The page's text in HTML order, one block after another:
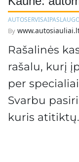
AUTOSERVISAI
By
Rašalinės
rašalu, kurį
per
Svarbu
kuris